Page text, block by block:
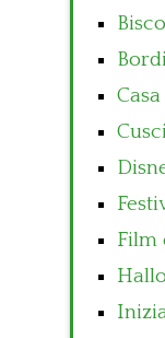
Casa
Film